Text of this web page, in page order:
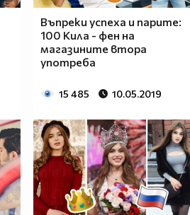
Въпреки успеха и парите:
100 Кила - фен на
магазините втора
употреба
15 485 10.05.2019